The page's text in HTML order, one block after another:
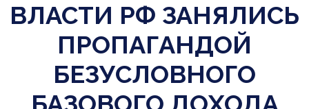
ВЛАСТИ РФ ЗАНЯЛИСЬ
ПРОПАГАНДОЙ
БЕЗУСЛОВНОГО